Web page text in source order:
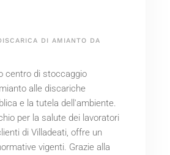
DI AMIANTO DA
centro di stoccaggio
alle discariche
e la tutela dell'ambiente.
per la salute dei lavoratori
di Villadeati, offre un
vigenti. Grazie alla